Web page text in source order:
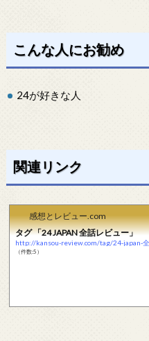
こんな人にお勧め
24が好きな人
関連リンク
感想とレビュー.com
タグ 「24 JAPAN 全話レビュー」
http://kansou-review.com/tag/24-japan-
（件数:5）